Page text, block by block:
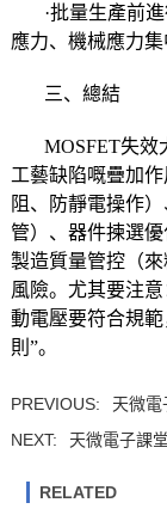
·批量生產前
應力、機械應力集
三、總結
MOSFET失效
工藝缺陷嘅疊加
阻、防靜電操作
管）、器件揀選
製造質量管控（
風險。尤其要注
動電壓要符合規
則”。
PREVIOUS:
天微電
NEXT:
天微電子課
RELATED